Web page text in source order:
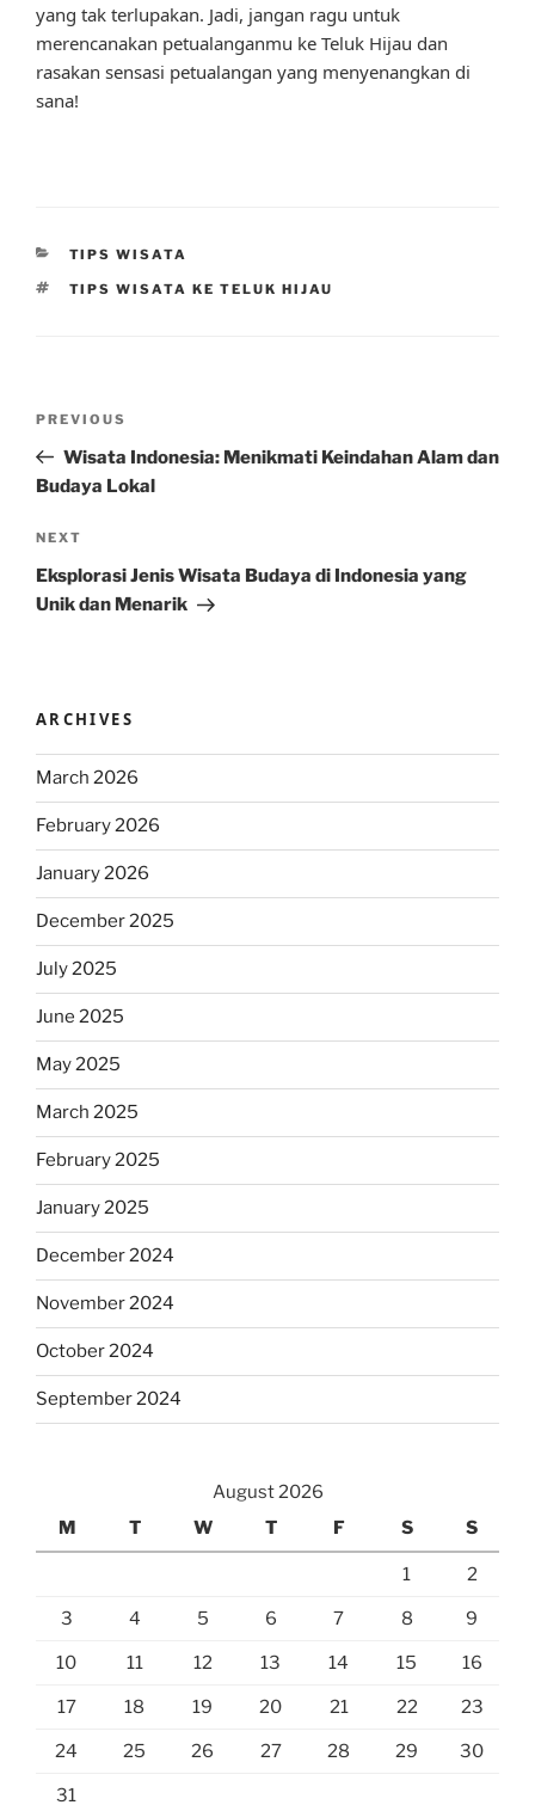
yang tak terlupakan. Jadi, jangan ragu untuk
merencanakan petualanganmu ke Teluk Hijau dan
rasakan sensasi petualangan yang menyenangkan di
sana!
CATEGORIES
TIPS WISATA
TAGS
TIPS WISATA KE TELUK HIJAU
Previous
Post
PREVIOUS
Wisata Indonesia: Menikmati Keindahan Alam dan
Budaya Lokal
Next
Post
NEXT
Eksplorasi Jenis Wisata Budaya di Indonesia yang
Unik dan Menarik
ARCHIVES
March 2026
February 2026
January 2026
December 2025
July 2025
June 2025
May 2025
March 2025
February 2025
January 2025
December 2024
November 2024
October 2024
September 2024
August 2026
M
T W T F S S
1 2
3 4 5 6 7 8 9
10 11 12 13 14 15 16
17 18 19 20 21 22 23
24 25 26 27 28 29 30
31